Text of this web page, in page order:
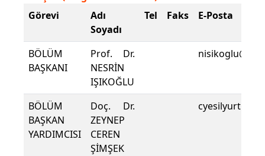
Görevi
Adı
Soyadı
Tel Faks E-Posta
BÖLÜM
BAŞKANI
Prof. Dr.
NESRİN
IŞIKOĞLU
BÖLÜM
BAŞKAN
YARDIMCISI
Doç. Dr.
ZEYNEP
CEREN
ŞİMŞEK